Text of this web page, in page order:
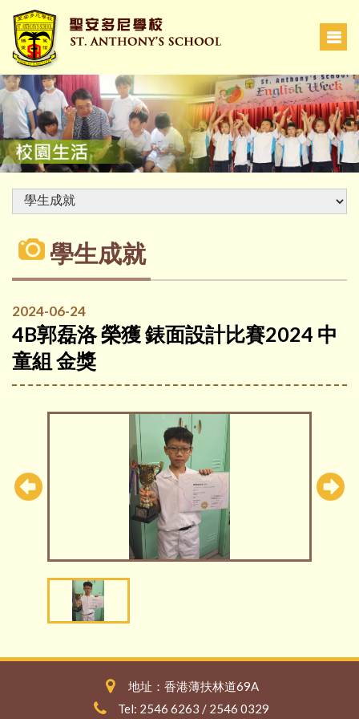
學生成就
2024-06-24
4B郭磊洛 榮獲 錶面設計比賽2024 中
童組 金獎
地址：香港薄扶林道69A
Tel: 2546 6263 / 2546 0329